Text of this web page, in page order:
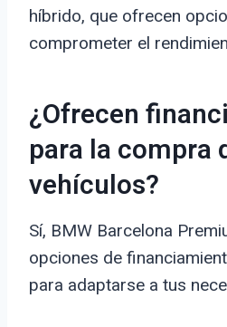
híbrido, que ofrecen
comprometer el
¿Ofrecen
para la compra
vehículos?
Sí, BMW Barcelona
opciones de
para adaptarse a tus